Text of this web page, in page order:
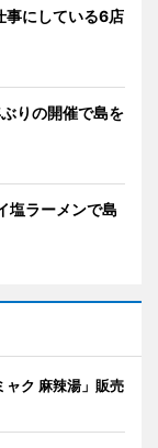
にしている6店
りの開催で島を
塩ラーメンで島
ク 麻辣湯」販売